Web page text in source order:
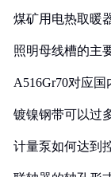
煤矿用电热取暖
照明母线槽的主
A516Gr70对应
镀镍钢带可以过
计量泵如何达到